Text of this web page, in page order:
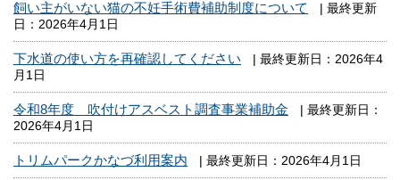
飼い主がいない猫の不妊手術費補助制度について
| 最終更新
日：2026年4月1日
下水道の使い方を再確認してください
| 最終更新日：2026年4
月1日
令和8年度 吹付けアスベスト調査事業補助金
| 最終更新日：
2026年4月1日
トリムパークかなづ利用案内 | 最終更新日：2026年4月1日